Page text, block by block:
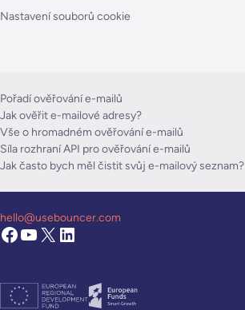
Nastavení souborů cookie
Pořadí ověřování e-mailů
Jak ověřit e-mailové adresy?
Vše o hromadném ověřování e-mailů
Síla rozhraní API pro ověřování e-mailů
Jak často bych měl čistit svůj e-mailový seznam?
hello@usebouncer.com